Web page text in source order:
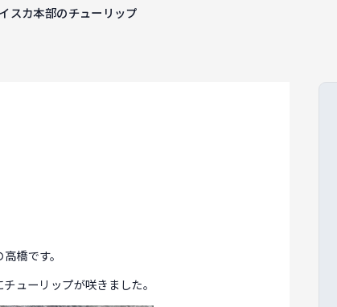
スカ本部のチューリップ
橋です。
ューリップが咲きました。